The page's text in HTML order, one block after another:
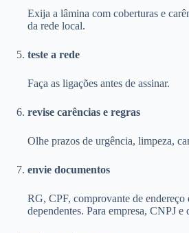
Exija a lâmina com coberturas e
da rede local.
teste a rede
Faça as ligações antes de assinar.
revise carências e regras
Olhe prazos de urgência, limpeza,
envie documentos
RG, CPF, comprovante de endereço
dependentes. Para empresa, CNPJ e